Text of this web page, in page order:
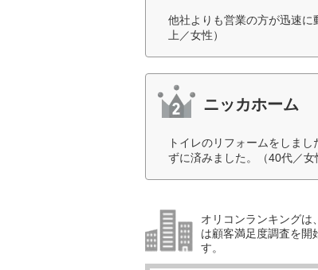
他社よりも営業の方が迅速
上／女性）
ニッカホーム
トイレのリフォームをしま
ずに済みました。（40代／女
オリコンランキングは
は顧客満足度調査を開
す。